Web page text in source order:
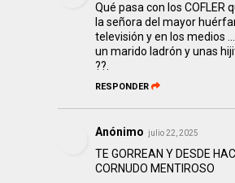
Qué pasa con los COFLER
la señora del mayor
televisión y en los medios
un marido ladrón y unas
??.
RESPONDER
Anónimo julio 22, 2025
TE GORREAN Y DESDE
CORNUDO MENTIROSO